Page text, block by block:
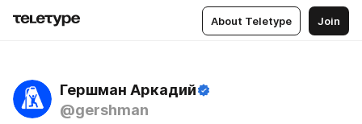
About Teletype Join
Гершман Аркадий
@gershman